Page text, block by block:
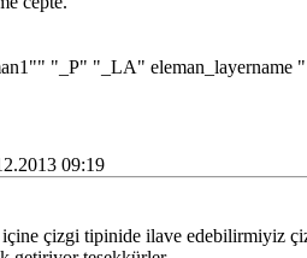
"_P" "_LA" eleman_layername
09:19
çizgi tipinide ilave edebilirmiyiz